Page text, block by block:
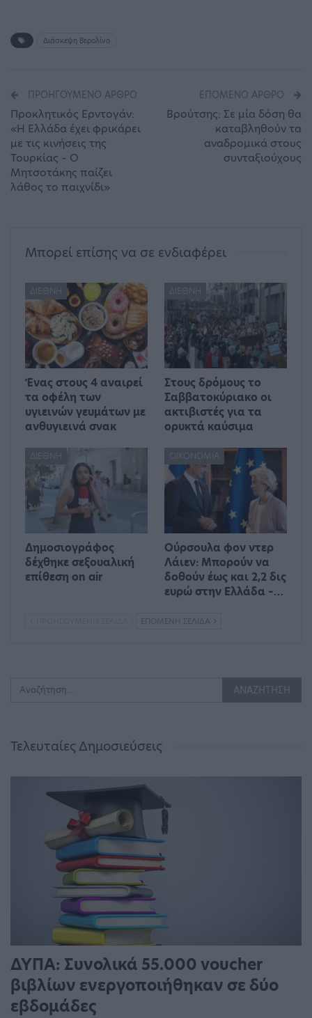
Διάσκεψη Βερολίνο
ΠΡΟΗΓΟΎΜΕΝΟ ΆΡΘΡΟ
Προκλητικός Ερντογάν:
«Η Ελλάδα έχει φρικάρει
με τις κινήσεις της
Τουρκίας – Ο
Μητσοτάκης παίζει
λάθος το παιχνίδι»
ΕΠΌΜΕΝΟ ΆΡΘΡΟ
Βρούτσης: Σε μία δόση θα
καταβληθούν τα
αναδρομικά στους
συνταξιούχους
Μπορεί επίσης να σε ενδιαφέρει
ΔΙΕΘΝΉ
Ένας στους 4 αναιρεί
τα οφέλη των
υγιεινών γευμάτων με
ανθυγιεινά σνακ
ΔΙΕΘΝΉ
Στους δρόμους το
Σαββατοκύριακο οι
ακτιβιστές για τα
ορυκτά καύσιμα
ΔΙΕΘΝΉ
Δημοσιογράφος
δέχθηκε σεξουαλική
επίθεση on air
ΟΙΚΟΝΟΜΊΑ
Ούρσουλα φον ντερ
Λάιεν: Μπορούν να
δοθούν έως και 2,2 δις
ευρώ στην Ελλάδα –…
ΕΠΌΜΕΝΗ ΣΕΛΊΔΑ
Τελευταίες Δημοσιεύσεις
ΔΥΠΑ: Συνολικά 55.000 voucher
βιβλίων ενεργοποιήθηκαν σε δύο
εβδομάδες